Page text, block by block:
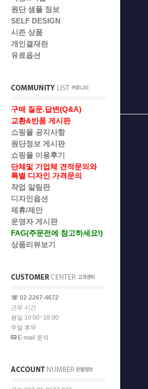
원단 샘플 정보
SELF DESIGN
시즌 상품
개인결재란
유료옵션
구매 질문.답변(Q&A)
교환&반품 게시판
쇼핑몰 공지사항
원단정보 게시판
쇼핑몰 이용후기
단체및 기업체 견적문의와
특별 디자인 가격문의
작업 알림판
디자인옵션
제휴/제안
운영자 게시판
FAG(주문전에 참고하세요!)
상품리뷰보기
☏ 02-2267-4672
근무 시간
평일 10:00~18:00
주말 휴무
E-mail 문의